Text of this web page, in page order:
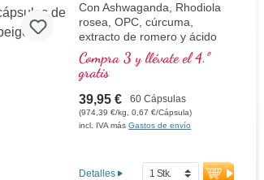
Con Ashwaganda, Rhodiola
rosea, OPC, cúrcuma,
extracto de romero y ácido
pantoténico, que contribuye a
una capacidad mental normal
y participa en la síntesis y el
metabolismo de algunos
neurotransmisores.
¡Vitaminas B bioactivas!
Compra 3 y llévate el 4.º
gratis
39,95 € 60 Cápsulas
(974,39 €/kg, 0,67 €/Cápsula)
incl. IVA másGastos de envío
Detalles